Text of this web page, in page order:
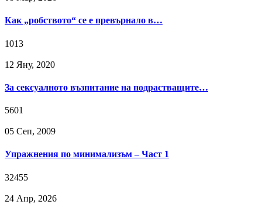
Как „робството“ се е превърнало в…
1013
12 Яну, 2020
За сексуалното възпитание на подрастващите…
5601
05 Сeп, 2009
Упражнения по минимализъм – Част 1
32455
24 Апр, 2026